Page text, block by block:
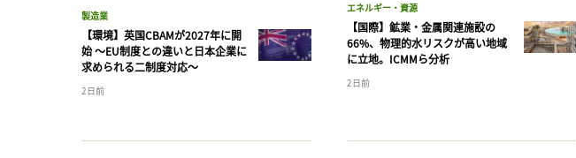
製造業
【環境】英国CBAMが2027年に開
始 〜EU制度との違いと日本企業に
求められる二制度対応〜
2日前
エネルギー・資源
【国際】鉱業・金属関連施設の
66%、物理的水リスクが高い地域
に立地。ICMMら分析
2日前